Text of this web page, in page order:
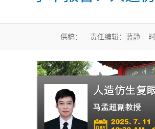
供稿： 责任编辑：蓝静 时